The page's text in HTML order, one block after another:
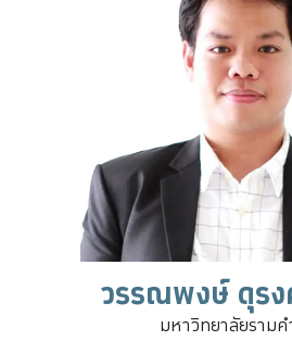
วรรณพงษ์ ดุรง
มหาวิทยาลัยราม